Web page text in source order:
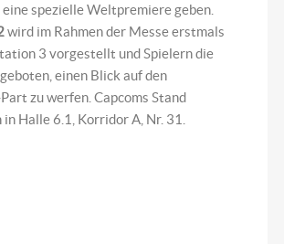
eine spezielle Weltpremiere geben.
wird im Rahmen der Messe erstmals
3 vorgestellt und Spielern die
einen Blick auf den
zu werfen. Capcoms Stand
Halle 6.1, Korridor A, Nr. 31.